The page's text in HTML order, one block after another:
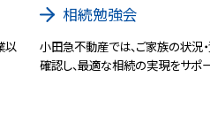
以
相続勉強会
小田急不動産では、ご家族の状況
確認し、最適な相続の実現をサポー